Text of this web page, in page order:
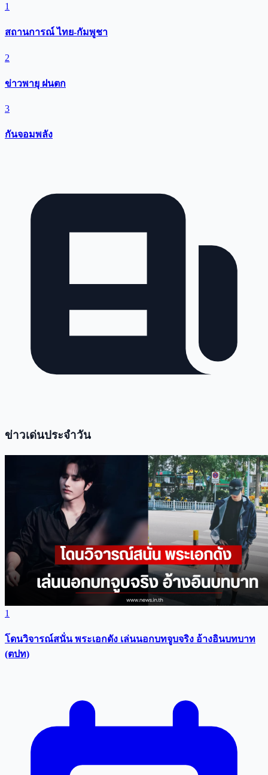
1
สถานการณ์ ไทย-กัมพูชา
2
ข่าวพายุ ฝนตก
3
กันจอมพลัง
ข่าวเด่นประจำวัน
1
โดนวิจารณ์สนั่น พระเอกดัง เล่นนอกบทจูบจริง อ้างอินบทบาท
(ตปท)